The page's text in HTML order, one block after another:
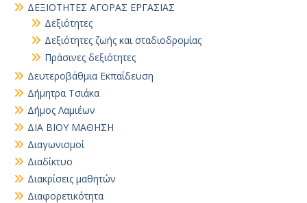
ΔΕΞΙΟΤΗΤΕΣ ΑΓΟΡΑΣ ΕΡΓΑΣΙΑΣ
Δεξιότητες
Δεξιότητες ζωής και σταδιοδρομίας
Πράσινες δεξιότητες
Δευτεροβάθμια Εκπαίδευση
Δήμητρα Τσιάκα
Δήμος Λαμιέων
ΔΙΑ ΒΙΟΥ ΜΑΘΗΣΗ
Διαγωνισμοί
Διαδίκτυο
Διακρίσεις μαθητών
Διαφορετικότητα